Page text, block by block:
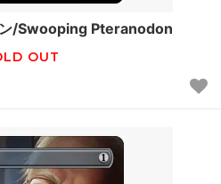
/Swooping Pteranodon
OUT